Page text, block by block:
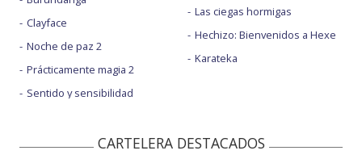
Clayface
Noche de paz 2
Prácticamente magia 2
Sentido y sensibilidad
Las ciegas hormigas
Hechizo: Bienvenidos a Hexe
Karateka
CARTELERA DESTACADOS